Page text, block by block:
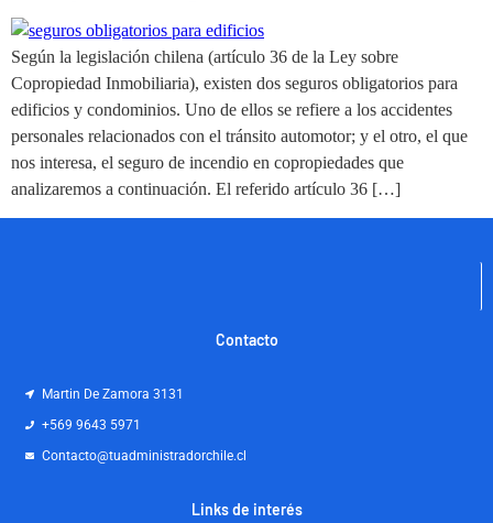
Según la legislación chilena (artículo 36 de la Ley sobre
Copropiedad Inmobiliaria), existen dos seguros obligatorios para
edificios y condominios. Uno de ellos se refiere a los accidentes
personales relacionados con el tránsito automotor; y el otro, el que
nos interesa, el seguro de incendio en copropiedades que
analizaremos a continuación. El referido artículo 36 […]
Contacto
Martin De Zamora 3131
+569 9643 5971
Contacto@tuadministradorchile.cl
Links de interés